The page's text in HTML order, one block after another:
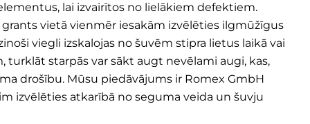
lai izvairītos no lielākiem defektiem.
vietā vienmēr iesakām izvēlēties ilgmūžīgus
viegli izskalojas no šuvēm stipra lietus laikā vai
turklāt starpās var sākt augt nevēlami augi, kas,
drošību. Mūsu piedāvājums ir Romex GmbH
izvēlēties atkarībā no seguma veida un šuvju